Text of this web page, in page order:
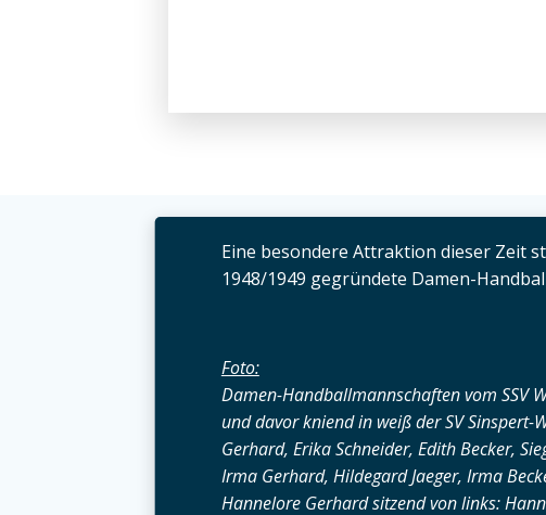
Eine besondere Attraktion dieser Zeit
1948/1949 gegründete Damen-
Foto:
Damen-Handballmannschaften vom SSV
und davor kniend in weiß der SV Sinspert-
Gerhard, Erika Schneider, Edith Becker,
Irma Gerhard, Hildegard Jaeger, Irma
Hannelore Gerhard sitzend von links: